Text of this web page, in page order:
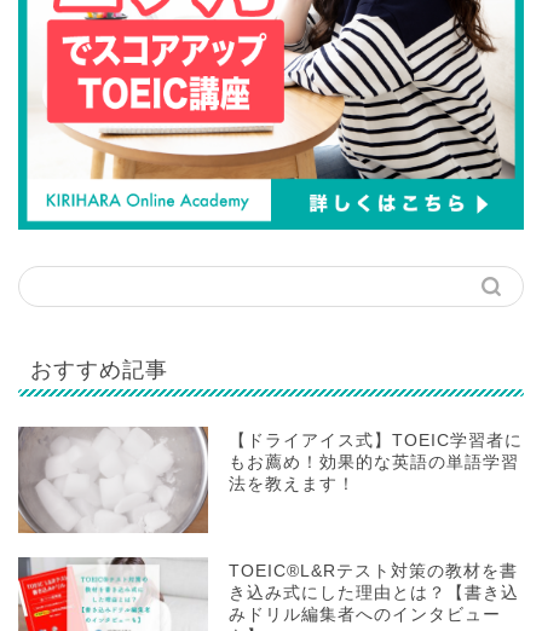
おすすめ記事
【ドライアイス式】TOEIC学習者に
もお薦め！効果的な英語の単語学習
法を教えます！
TOEIC®L&Rテスト対策の教材を書
き込み式にした理由とは？【書き込
みドリル編集者へのインタビュー